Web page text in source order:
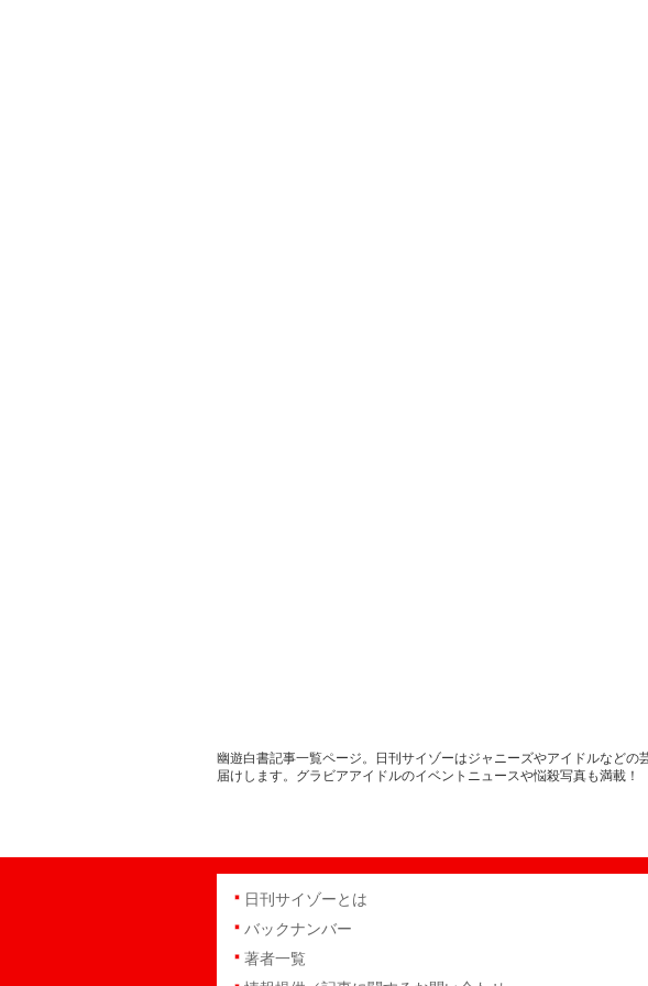
幽遊白書記事一覧ページ。日刊サイゾーはジャニーズやアイドルなど
届けします。グラビアアイドルのイベントニュースや悩殺写真も満載
日刊サイゾーとは
バックナンバー
著者一覧